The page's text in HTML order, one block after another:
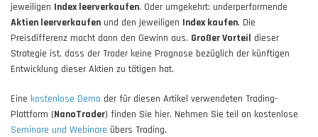
jeweiligen Index leerverkaufen. Oder umgekehrt: underperformende
Aktien leerverkaufen und den jeweiligen Index kaufen. Die
Preisdifferenz macht dann den Gewinn aus. Großer Vorteil dieser
Strategie ist, dass der Trader keine Prognose bezüglich der künftigen
Entwicklung dieser Aktien zu tätigen hat.
Eine kostenlose Demo der für diesen Artikel verwendeten Trading-
Plattform (NanoTrader) finden Sie hier. Nehmen Sie teil an kostenlose
Seminare und Webinare übers Trading.